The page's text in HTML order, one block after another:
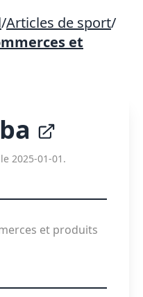
/Articles de sport/
et
2025-01-01.
et produits